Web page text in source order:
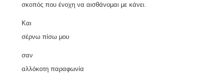
σκοπός που ένοχη να αισθάνομαι με κάνει.
Και
σέρνω πίσω μου
σαν
αλλόκοτη παραφωνία